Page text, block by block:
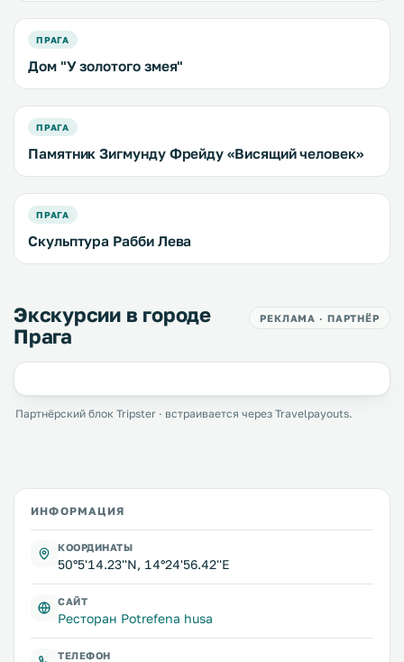
ПРАГА
Дом "У золотого змея"
ПРАГА
Памятник Зигмунду Фрейду «Висящий человек»
ПРАГА
Скульптура Рабби Лева
Экскурсии в городе
Прага
РЕКЛАМА · ПАРТНЁР
Партнёрский блок Tripster · встраивается через Travelpayouts.
ИНФОРМАЦИЯ
КООРДИНАТЫ
50°5'14.23''N, 14°24'56.42''E
САЙТ
Ресторан Potrefena husa
ТЕЛЕФОН